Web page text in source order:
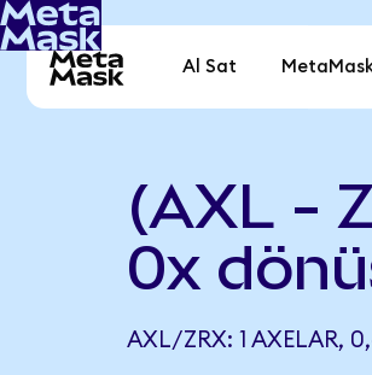
Al Sat
(AXL -
0x
AXL/ZRX: 1 AXELAR,